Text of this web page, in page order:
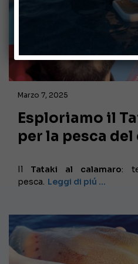
Marzo 7, 2025
Esploriamo il
per la pesca
Il Tataki al calamaro:
pesca. Leggi di piú …